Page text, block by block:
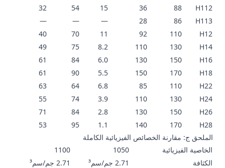
H112
88
36
15
54
32
H113
86
28
—
—
—
H12
110
92
11
70
40
H14
130
110
8.2
75
49
H16
150
130
6.0
84
61
H18
170
150
5.5
90
61
H22
110
85
6.8
64
63
H24
130
110
3.9
74
55
H26
150
130
2.8
84
71
H28
170
140
1.1
95
53
الملحق ج: مقارنة الخصائص الفيزيائية الكاملة
الخاصية الفيزيائية
1050
1100
الكثافة
2.71 جم/سم³
2.71 جم/سم³